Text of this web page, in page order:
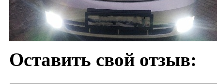
Оставить свой отзыв: